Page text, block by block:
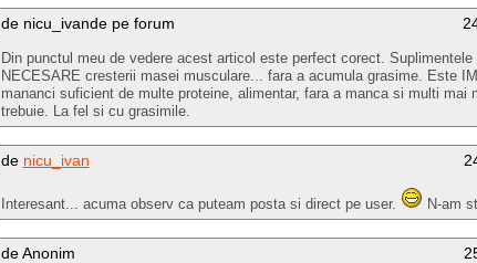
de nicu_ivande pe forum
Din punctul meu de vedere acest articol este perfect corect.
NECESARE cresterii masei musculare... fara a acumula grasime. Este
mananci suficient de multe proteine, alimentar, fara a manca si multi mai
trebuie. La fel si cu grasimile.
de nicu_ivan
Interesant... acuma observ ca puteam posta si direct pe user. N-am
de Anonim